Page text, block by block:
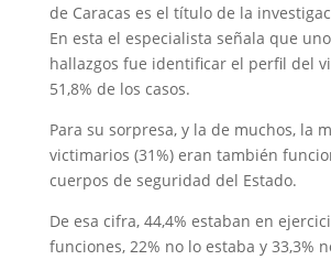
de Caracas es el título de la
En esta el especialista señala que
hallazgos fue identificar el perfil del
51,8% de los casos.
Para su sorpresa, y la de muchos, la
victimarios (31%) eran también
cuerpos de seguridad del Estado.
De esa cifra, 44,4% estaban en
funciones, 22% no lo estaba y 33,3%